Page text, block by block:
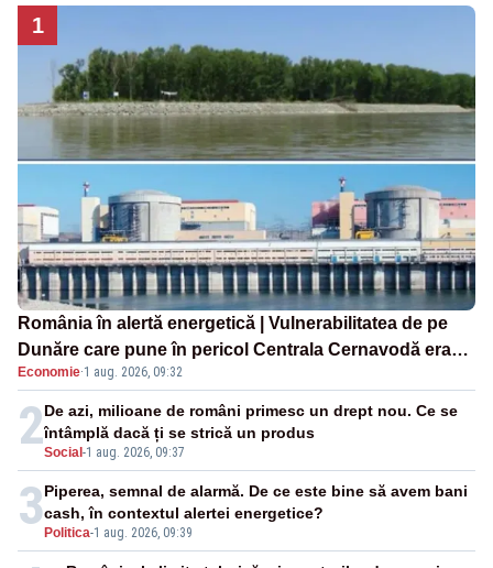
1
România în alertă energetică | Vulnerabilitatea de pe
Dunăre care pune în pericol Centrala Cernavodă era
cunoscută de pe vremea lui Ceaușescu
Economie·1 aug. 2026, 09:32
2Social -1 aug. 2026, 09:37
De azi, milioane de români primesc un drept nou. Ce se
întâmplă dacă ți se strică un produs
3 Politica-1 aug. 2026, 09:39
Piperea, semnal de alarmă. De ce este bine să avem bani
cash, în contextul alertei energetice?